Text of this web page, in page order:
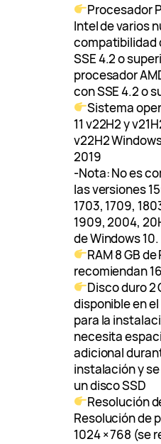
Procesador
Intel de varios
compatibilidad
SSE 4.2 o
procesador
con SSE 4.2 o
Sistema
11 v22H2 y
v22H2
2019
-Nota: No es
las versiones
1703, 1709,
1909, 2004,
de Windows 10.
RAM 8 GB de
recomiendan
Disco duro 2
disponible en
para la
necesita
adicional
instalación y
un disco SSD
Resolución
Resolución de
1024 × 768 (se